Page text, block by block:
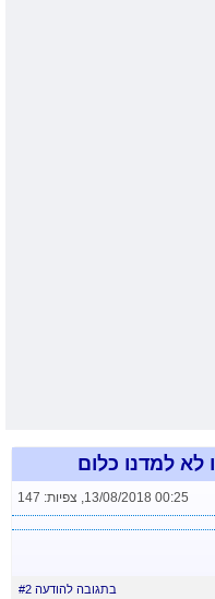
13/08/2018 00:25 צפיות: 147
בתגובה להודעה #2